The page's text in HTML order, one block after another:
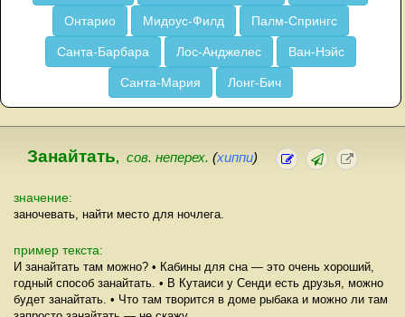
Онтарио Мидоус-Филд Палм-Спрингс
Санта-Барбара Лос-Анджелес Ван-Нэйс
Санта-Мария Лонг-Бич
Занайтать, сов. неперех. (хиппи)
значение:
заночевать, найти место для ночлега.
пример текста:
И занайтать там можно? • Кабины для сна — это очень хороший,
годный способ занайтать. • В Кутаиси у Сенди есть друзья, можно
будет занайтать. • Что там творится в доме рыбака и можно ли там